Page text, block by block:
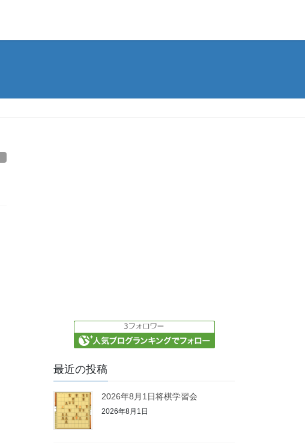
最近の投稿
2026年8月1日将棋学習会
2026年8月1日